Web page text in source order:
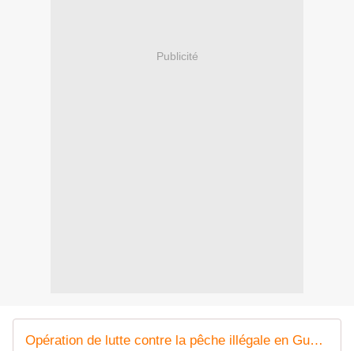
Publicité
Opération de lutte contre la pêche illégale en Guyane